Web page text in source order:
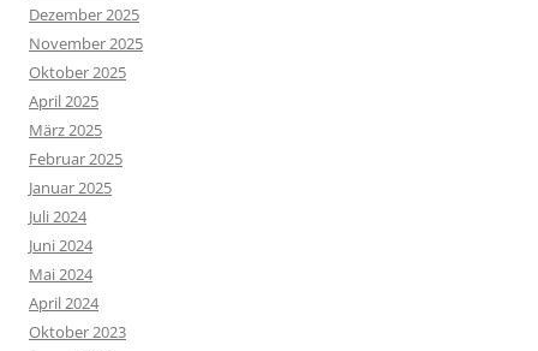
Dezember 2025
November 2025
Oktober 2025
April 2025
März 2025
Februar 2025
Januar 2025
Juli 2024
Juni 2024
Mai 2024
April 2024
Oktober 2023